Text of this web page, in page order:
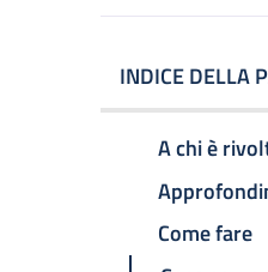
INDICE DELLA
A chi è
Come fare